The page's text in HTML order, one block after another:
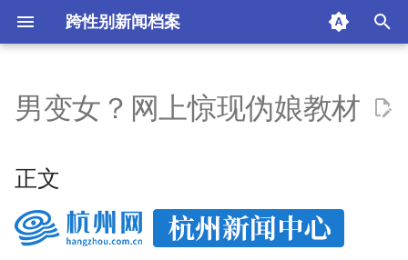
跨性别新闻档案
n
i
i
a
正文
什么是伪娘
网络惊现伪娘教程
男变女？网上惊现伪娘教材
正文